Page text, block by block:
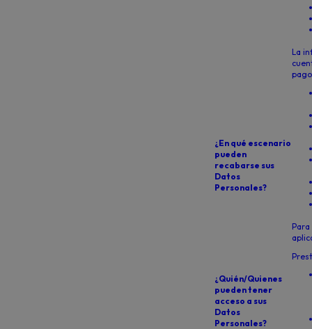
La
¿En qué escenario
pueden
recabarse sus
Datos
Personales?
¿Quién/Quienes
pueden tener
acceso a sus
Datos
Personales?